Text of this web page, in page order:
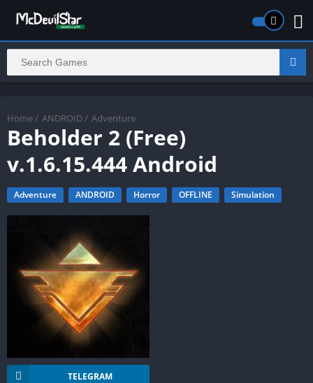
Home / ANDROID / Adventure
Beholder 2 (Free)
v.1.6.15.444 Android
Adventure ANDROID Horror OFFLINE Simulation
TELEGRAM